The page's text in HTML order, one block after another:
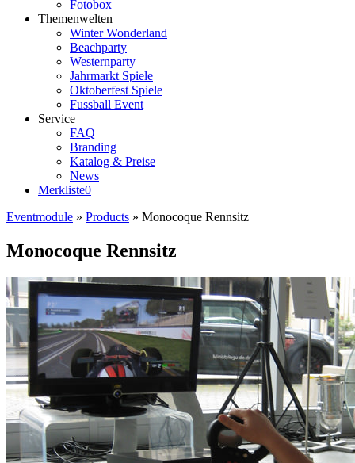
Fotobox
Themenwelten
Winter Wonderland
Beachparty
Westernparty
Jahrmarkt Spiele
Oktoberfest Spiele
Fussball Event
Service
FAQ
Branding
Katalog & Preise
News
Merkliste0
Eventmodule » Products » Monocoque Rennsitz
Monocoque Rennsitz